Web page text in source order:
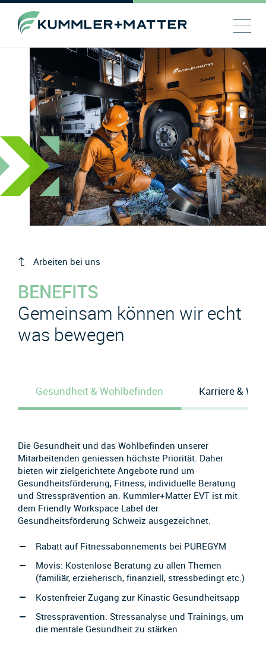
Arbeiten bei uns
BENEFITS
Gemeinsam können wir echt
was bewegen
Gesundheit & Wohlbefinden Karriere &
Die Gesundheit und das Wohlbefinden unserer
Mitarbeitenden geniessen höchste Priorität. Daher
bieten wir zielgerichtete Angebote rund um
Gesundheitsförderung, Fitness, individuelle Beratung
und Stressprävention an. Kummler+Matter EVT ist mit
dem Friendly Workspace Label der
Gesundheitsförderung Schweiz ausgezeichnet.
Rabatt auf Fitnessabonnements bei PUREGYM
Movis: Kostenlose Beratung zu allen Themen
(familiär, erzieherisch, finanziell, stressbedingt etc.)
Kostenfreier Zugang zur Kinastic Gesundheitsapp
Stressprävention: Stressanalyse und Trainings, um
die mentale Gesundheit zu stärken